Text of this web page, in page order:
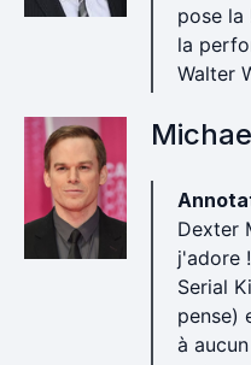
pose la
la
Walter
Dexter
j'adore
Serial
pense)
à